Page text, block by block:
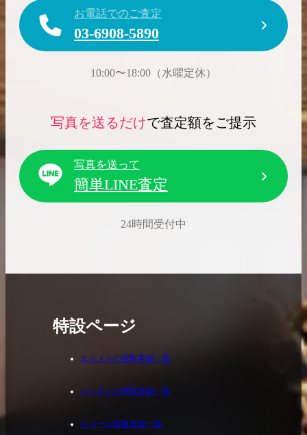
お電話でのご査定
03-6908-5890
10:00〜18:00（水曜定休）
写真を送るだけで査定額をご提示
写真を送って
簡単LINE査定
24時間受付中
特設ページ
エルメスの買取実績一覧
バーキンの買取実績一覧
ケリーの買取実績一覧